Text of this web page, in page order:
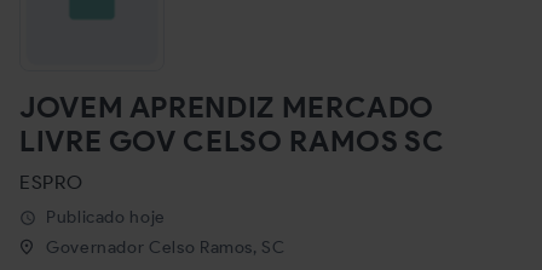
JOVEM APRENDIZ MERCADO
LIVRE GOV CELSO RAMOS SC
ESPRO
schedule
Publicado hoje
Governador Celso Ramos, SC